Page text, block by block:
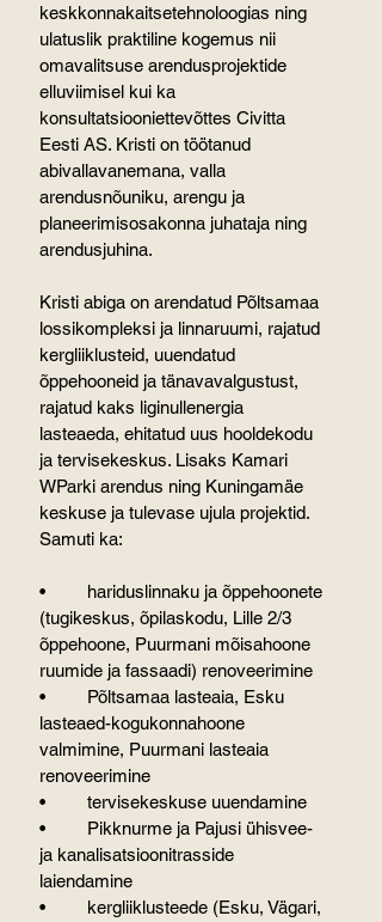
keskkonnakaitsetehnoloogias ning
ulatuslik praktiline kogemus nii
omavalitsuse arendusprojektide
elluviimisel kui ka
konsultatsiooniettevõttes Civitta
Eesti AS. Kristi on töötanud
abivallavanemana, valla
arendusnõuniku, arengu ja
planeerimisosakonna juhataja ning
arendusjuhina.
Kristi abiga on arendatud Põltsamaa
lossikompleksi ja linnaruumi, rajatud
kergliiklusteid, uuendatud
õppehooneid ja tänavavalgustust,
rajatud kaks liginullenergia
lasteaeda, ehitatud uus hooldekodu
ja tervisekeskus. Lisaks Kamari
WParki arendus ning Kuningamäe
keskuse ja tulevase ujula projektid.
Samuti ka:
•	hariduslinnaku ja õppehoonete
(tugikeskus, õpilaskodu, Lille 2/3
õppehoone, Puurmani mõisahoone
ruumide ja fassaadi) renoveerimine
•	Põltsamaa lasteaia, Esku
lasteaed-kogukonnahoone
valmimine, Puurmani lasteaia
renoveerimine
•	tervisekeskuse uuendamine
•	Pikknurme ja Pajusi ühisvee-
ja kanalisatsioonitrasside
laiendamine
•	kergliiklusteede (Esku, Vägari,